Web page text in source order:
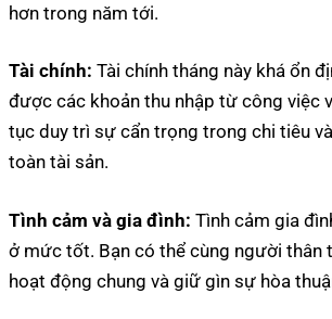
hơn trong năm tới.
Tài chính: Tài chính tháng này khá ổn
được các khoản thu nhập từ công việc
tục duy trì sự cẩn trọng trong chi tiêu
toàn tài sản.
Tình cảm và gia đình: Tình cảm gia
ở mức tốt. Bạn có thể cùng người thân
hoạt động chung và giữ gìn sự hòa